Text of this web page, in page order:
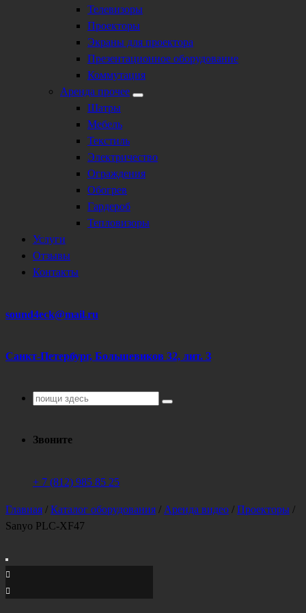
Телевизоры
Проекторы
Экраны для проектора
Презентационное оборудование
Коммутация
Аренда прочее
Шатры
Мебель
Текстиль
Электричество
Ограждения
Обогрев
Гардероб
Тепловизоры
Услуги
Отзывы
Контакты
sound4eck@mail.ru
Санкт-Петербург, Большевиков 32, лит. З
Поиск
Звоните
+ 7 (812) 985 85 25
Главная / Каталог оборудования / Аренда видео / Проекторы /
Sanyo PLC-XF47